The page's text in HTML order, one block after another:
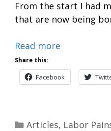
From the start I had
that are now being
Read more
Share this:
Facebook
Categories
Articles, Labor